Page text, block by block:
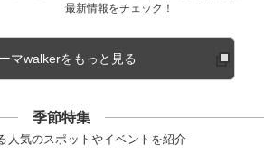
最新情報をチェック！
マwalkerをもっと見る
季節特集
人気のスポットやイベントを紹介